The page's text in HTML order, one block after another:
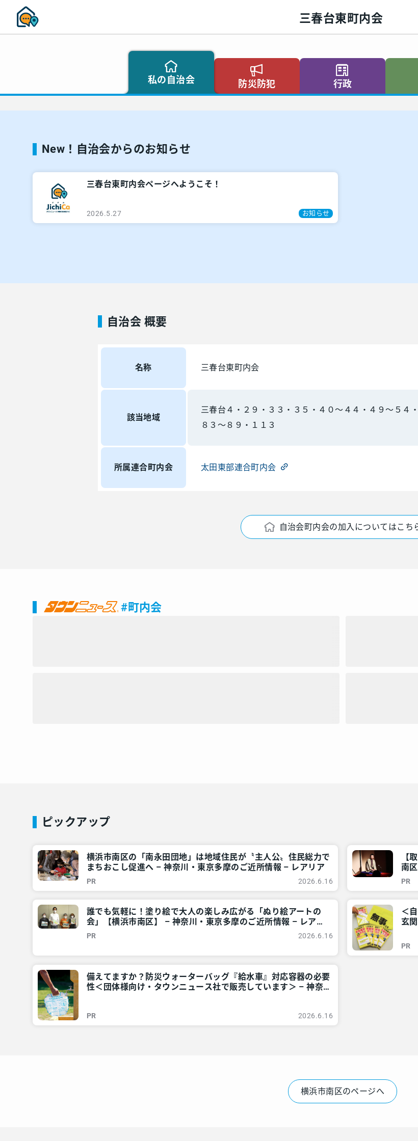
三春台東町内会
私の自治会 防災防犯 行政
New！自治会からのお知らせ
三春台東町内会ページへようこそ！
2026.5.27 お知らせ
自治会 概要
名称 三春台東町内会
該当地域
三春台４・２９・３３・３５・４０～４４・４９～５４
８３～８９・１１３
所属連合町内会 太田東部連合町内会
自治会町内会の加入についてはこち
#町内会
ピックアップ
横浜市南区の「南永田団地」は地域住民が〝主人公〟住民総力で
まちおこし促進へ – 神奈川・東京多摩のご近所情報 – レアリア
PR 2026.6.16
【
南
ご
PR
誰でも気軽に！塗り絵で大人の楽しみ広がる「ぬり絵アートの
会」【横浜市南区】 – 神奈川・東京多摩のご近所情報 – レアリ
ア
PR 2026.6.16
＜
玄
PR
備えてますか？防災ウォーターバッグ『給水車』対応容器の必要
性＜団体様向け・タウンニュース社で販売しています＞ – 神奈
PR 2026.6.16
横浜市南区のページへ